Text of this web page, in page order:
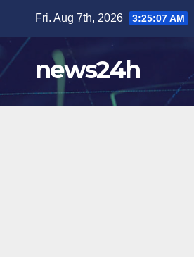
content
Fri. Aug 7th, 2026 3:25:08 AM
news24h